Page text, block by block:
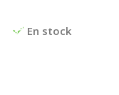
En stock